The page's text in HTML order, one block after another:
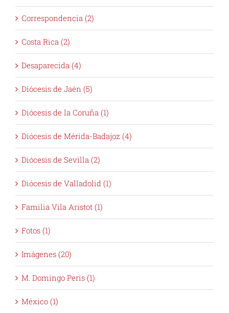
Correspondencia (2)
Costa Rica (2)
Desaparecida (4)
Diócesis de Jaén (5)
Diócesis de la Coruña (1)
Diócesis de Mérida-Badajoz (4)
Diócesis de Sevilla (2)
Diócesis de Valladolid (1)
Familia Vila Aristot (1)
Fotos (1)
Imágenes (20)
M. Domingo Peris (1)
México (1)